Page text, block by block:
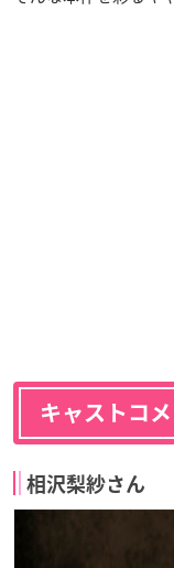
キャストコ
相沢梨紗さん